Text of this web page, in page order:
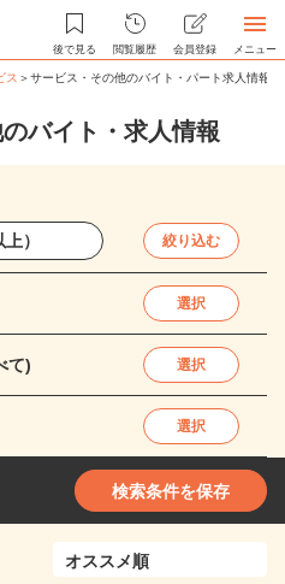
後で見る 閲覧履歴 会員登録 メニュー
ス ＞サービス・その他のバイト・パート求人情報
バイト・求人情報
絞り込む
選択
て) 選択
選択
検索条件を保存